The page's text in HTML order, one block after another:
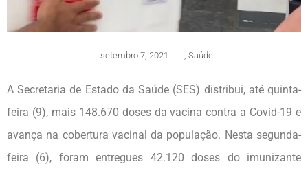
setembro 7, 2021 , Saúde
A Secretaria de Estado da Saúde (SES) distribui, até quinta-
feira (9), mais 148.670 doses da vacina contra a Covid-19 e
avança na cobertura vacinal da população. Nesta segunda-
feira (6), foram entregues 42.120 doses do imunizante